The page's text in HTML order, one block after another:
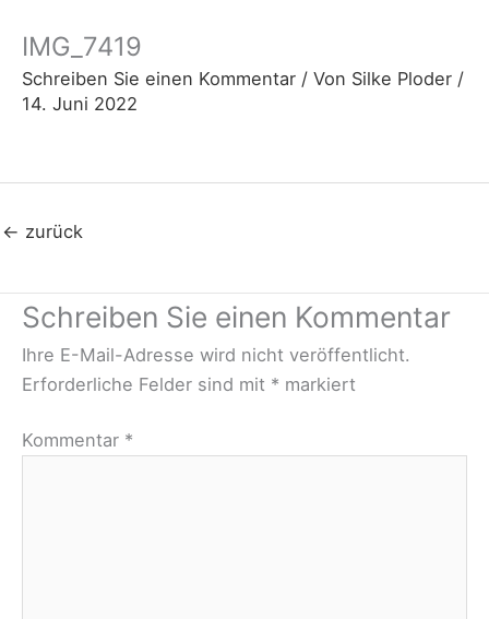
IMG_7419
Schreiben Sie einen Kommentar / Von Silke Ploder /
14. Juni 2022
← zurück
Schreiben Sie einen Kommentar
Ihre E-Mail-Adresse wird nicht veröffentlicht.
Erforderliche Felder sind mit * markiert
Kommentar *